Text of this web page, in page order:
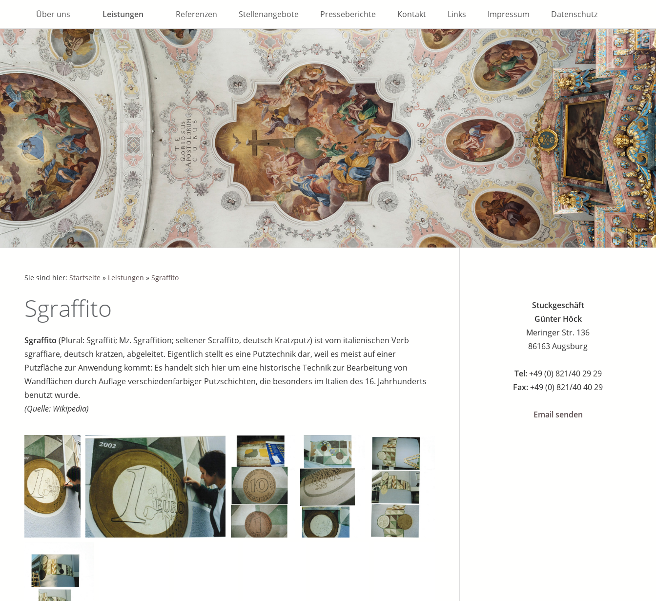
Über uns Leistungen Referenzen Stellenangebote Presseberichte Kontakt Links Impressum Datenschutz
Sie sind hier: Startseite » Leistungen » Sgraffito
Sgraffito
Sgraffito (Plural: Sgraffiti; Mz. Sgraffition; seltener Scraffito, deutsch Kratzputz) ist vom italienischen Verb
sgraffiare, deutsch kratzen, abgeleitet. Eigentlich stellt es eine Putztechnik dar, weil es meist auf einer
Putzfläche zur Anwendung kommt: Es handelt sich hier um eine historische Technik zur Bearbeitung von
Wandflächen durch Auflage verschiedenfarbiger Putzschichten, die besonders im Italien des 16. Jahrhunderts
benutzt wurde.
(Quelle: Wikipedia)
Stuckgeschäft
Günter Höck
Meringer Str. 136
86163 Augsburg
Tel:+49 (0) 821/40 29 29
Fax:+49 (0) 821/40 40 29
Email senden